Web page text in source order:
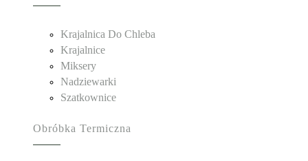
Krajalnica Do Chleba
Krajalnice
Miksery
Nadziewarki
Szatkownice
Obróbka Termiczna